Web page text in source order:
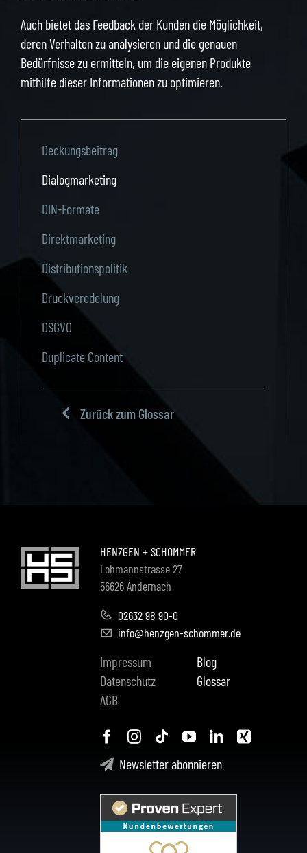
Auch bietet das Feedback der Kunden die Möglichkeit,
deren Verhalten zu analysieren und die genauen
Bedürfnisse zu ermitteln, um die eigenen Produkte
mithilfe dieser Informationen zu optimieren.
Deckungsbeitrag
Dialogmarketing
DIN-Formate
Direktmarketing
Distributionspolitik
Druckveredelung
DSGVO
Duplicate Content
Zurück zum Glossar
HENZGEN + SCHOMMER
Lohmannstrasse 27
56626 Andernach
02632 98 90-0
info@henzgen-schommer.de
Impressum
Datenschutz
AGB
Blog
Glossar
Newsletter abonnieren